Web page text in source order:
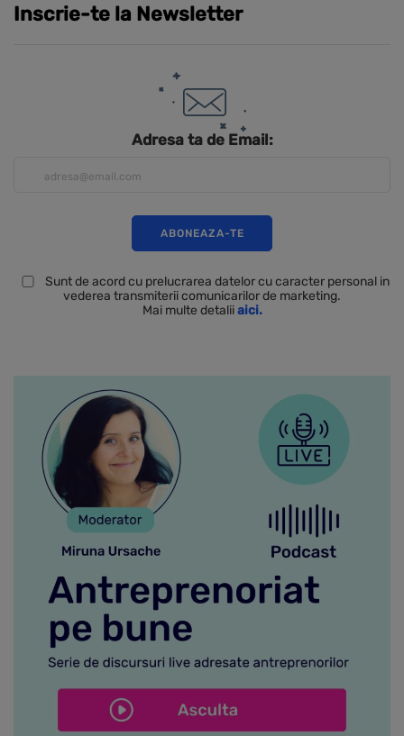
Inscrie-te la Newsletter
Adresa ta de Email:
Sunt de acord cu prelucrarea datelor cu caracter personal in
vederea transmiterii comunicarilor de marketing.
Mai multe detaliiaici.